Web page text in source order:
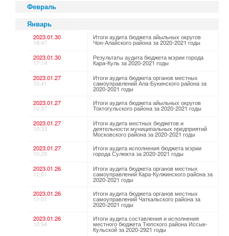
Февраль
Январь
2023.01.30
18:47
Итоги аудита бюджета айыльных округов
Чон-Алайского района за 2020-2021 годы
2023.01.30
17:14
Результаты аудита бюджета мэрии города
Кара-Куль за 2020-2021 годы
2023.01.27
10:41
Итоги аудита бюджета органов местных
самоуправлений Ала-Букинского района за
2020-2021 годы
2023.01.27
10:37
Итоги аудита бюджета айыльных округов
Токтогульского района за 2020-2021 годы
2023.01.27
10:33
Итоги аудита местных бюджетов и
деятельности муниципальных предприятий
Московского района за 2020-2021 годы
2023.01.27
10:29
Итоги аудита исполнения бюджета мэрии
города Сулюкта за 2020-2021 годы
2023.01.26
12:51
Итоги аудита бюджета органов местных
самоуправлений Кара-Кулжинского района за
2020-2021 годы
2023.01.26
11:01
Итоги аудита бюджета органов местных
самоуправлений Чаткальского района за
2020-2021 годы
2023.01.26
10:54
Итоги аудита составления и исполнения
местного бюджета Тюпского района Иссык-
Кульской за 2020-2921 годы